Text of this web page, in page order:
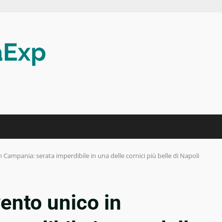
Campania: serata imperdibile in una delle cornici più belle di Napoli
unico in